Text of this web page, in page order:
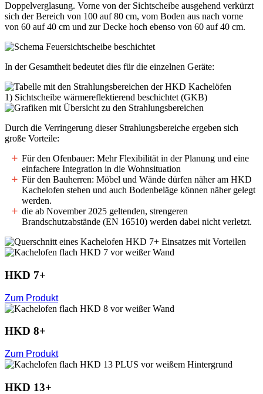
Doppelverglasung. Vorne von der Sichtscheibe ausgehend verkürzt
sich der Bereich von 100 auf 80 cm, vom Boden aus nach vorne
von 60 auf 40 cm und zur Decke hoch ebenso von 60 auf 40 cm.
In der Gesamtheit bedeutet dies für die einzelnen Geräte:
1) Sichtscheibe wärmereflektierend beschichtet (GKB)
Durch die Verringerung dieser Strahlungsbereiche ergeben sich
große Vorteile:
Für den Ofenbauer: Mehr Flexibilität in der Planung und eine
einfachere Integration in die Wohnsituation
Für den Bauherren: Möbel und Wände dürfen näher am HKD
Kachelofen stehen und auch Bodenbeläge können näher gelegt
werden.
die ab November 2025 geltenden, strengeren
Brandschutzabstände (EN 16510) werden dabei nicht verletzt.
HKD 7+
Zum Produkt
HKD 8+
Zum Produkt
HKD 13+